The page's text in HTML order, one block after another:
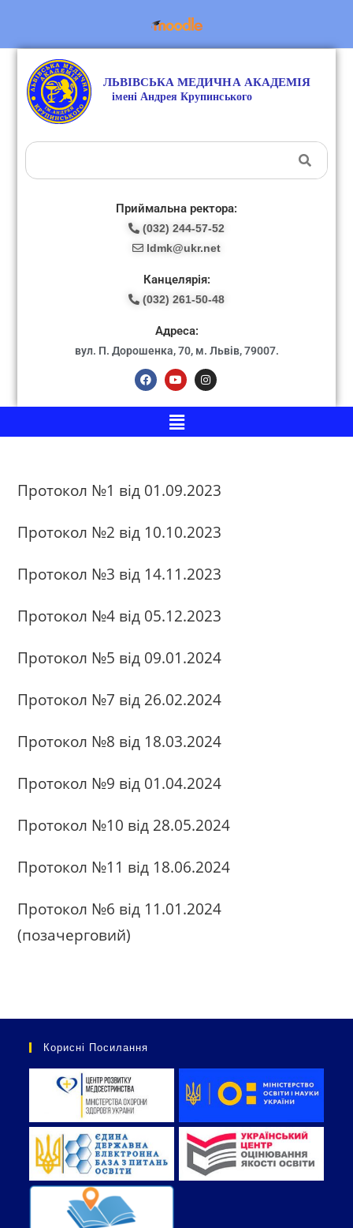
Приймальна ректора:
(032) 244-57-52
ldmk@ukr.net
Канцелярія:
(032) 261-50-48
Адреса:
вул. П. Дорошенка, 70, м. Львів, 79007.
Протокол №1 від 01.09.2023
Протокол №2 від 10.10.2023
Протокол №3 від 14.11.2023
Протокол №4 від 05.12.2023
Протокол №5 від 09.01.2024
Протокол №7 від 26.02.2024
Протокол №8 від 18.03.2024
Протокол №9 від 01.04.2024
Протокол №10 від 28.05.2024
Протокол №11 від 18.06.2024
Протокол №6 від 11.01.2024
(позачерговий)
Корисні Посилання